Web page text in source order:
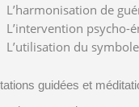
L’harmonisation de
L’intervention psycho-
L’utilisation du
guidées et